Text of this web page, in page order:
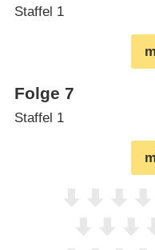
Staffel 1
Folge 7
Staffel 1